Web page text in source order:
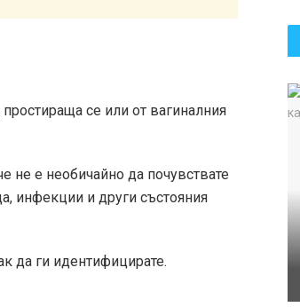
се или от вагиналния
не е необичайно да почувствате
инфекции и други състояния
да ги идентифицирате.